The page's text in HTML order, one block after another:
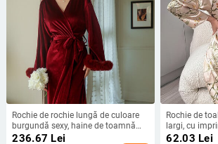
Rochie de rochie lungă de culoare
burgundă sexy, haine de toamnă
pentru femei, kimono din velur cu
236.67 Lei
Rochie de
largi, cu
noapte cu
62.03 Lei